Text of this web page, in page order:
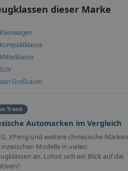
dieser Marke
Großraum
Trend
Automarken im Vergleich
XPeng und weitere chinesische Marken
Modelle in vielen
an. Lohnt sich ein Blick auf die